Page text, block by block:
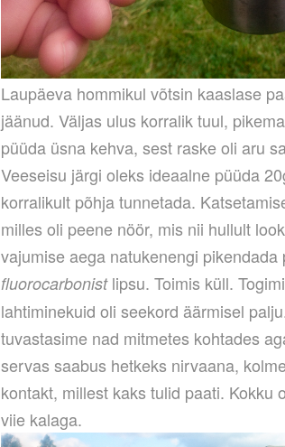
Laupäeva hommikul võtsin kaaslase
jäänud. Väljas ulus korralik tuul,
püüda üsna kehva, sest raske oli aru
Veeseisu järgi oleks ideaalne püüda
korralikult põhja tunnetada.
milles oli peene nöör, mis nii hullult
vajumise aega natukenengi
fluorocarbonist lipsu. Toimis küll.
lahtiminekuid oli seekord äärmisel
tuvastasime nad mitmetes kohtades
servas saabus hetkeks nirvaana,
kontakt, millest kaks tulid paati. Kokku
viie kalaga.